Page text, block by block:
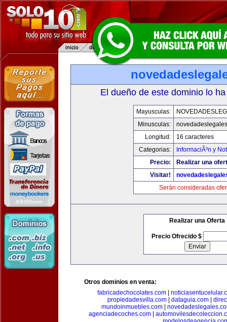
El dueño de este dominio lo
Mayusculas:
Minusculas:
Longitud:
16 caracteres
Categorias:
InformaciÃ³n y
Precio:
Realizar una
Visitar!
Serán consideradas
Realizar una Oferta
Precio Ofrecido $
Otros dominios en venta:
fabricadechocolates.com|
propiedadesvilla.com| dataguia.com|
mundoinmuebles.com
agenciadecoches.com